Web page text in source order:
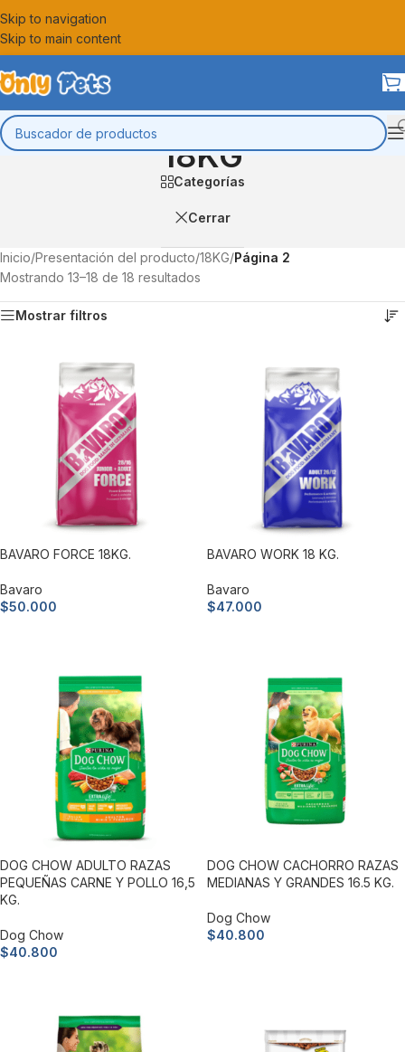
Skip to navigation
Skip to main content
18KG
Categorías
Cerrar
Inicio/Presentación del producto/18KG/Página 2
Mostrando 13–18 de 18 resultados
Mostrar filtros
BAVARO FORCE 18KG.
Bavaro
$50.000
BAVARO WORK 18 KG.
Bavaro
$47.000
DOG CHOW ADULTO RAZAS
PEQUEÑAS CARNE Y POLLO 16,5
KG.
Dog Chow
$40.800
DOG CHOW CACHORRO RAZAS
MEDIANAS Y GRANDES 16.5 KG.
Dog Chow
$40.800